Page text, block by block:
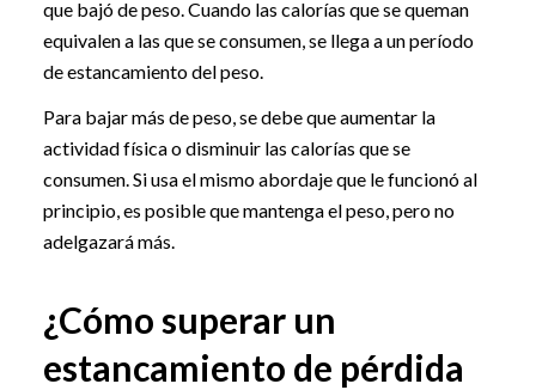
que bajó de peso. Cuando las calorías que se queman
equivalen a las que se consumen, se llega a un período
de estancamiento del peso.
Para bajar más de peso, se debe que aumentar la
actividad física o disminuir las calorías que se
consumen. Si usa el mismo abordaje que le funcionó al
principio, es posible que mantenga el peso, pero no
adelgazará más.
¿Cómo superar un
estancamiento de pérdida